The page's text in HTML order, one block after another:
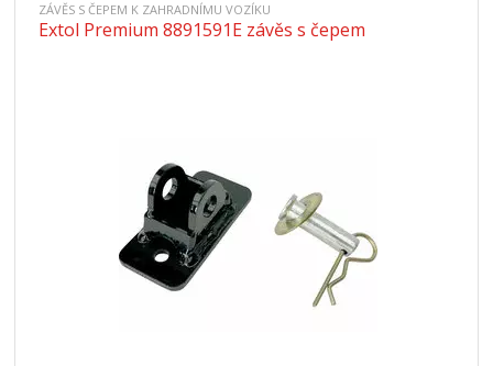
ZÁVĚS S ČEPEM K ZAHRADNÍMU VOZÍKU
Extol Premium 8891591E závěs s čepem